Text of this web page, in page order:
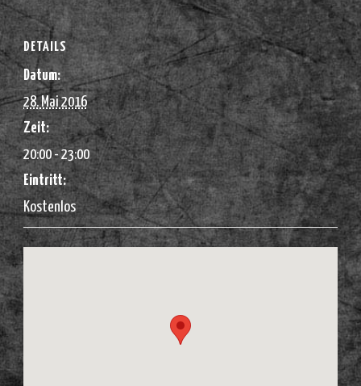
DETAILS
Datum:
28. Mai 2016
Zeit:
20:00 - 23:00
Eintritt:
Kostenlos